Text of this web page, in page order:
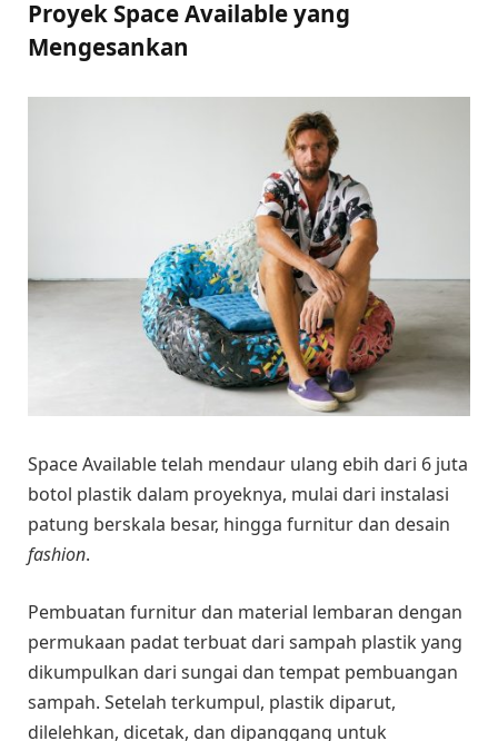
Proyek Space Available yang
Mengesankan
Space Available telah mendaur ulang ebih dari 6 juta
botol plastik dalam proyeknya, mulai dari instalasi
patung berskala besar, hingga furnitur dan desain
fashion.
Pembuatan furnitur dan material lembaran dengan
permukaan padat terbuat dari sampah plastik yang
dikumpulkan dari sungai dan tempat pembuangan
sampah. Setelah terkumpul, plastik diparut,
dilelehkan, dicetak, dan dipanggang untuk